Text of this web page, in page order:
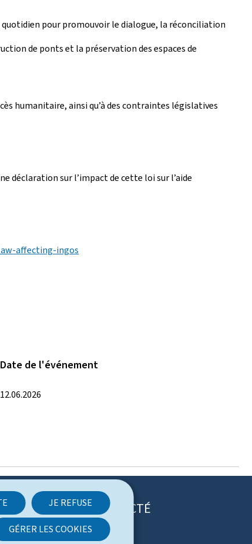
JE REFUSE
GÉRER LES COOKIES
pour promouvoir le dialogue, la réconciliation
de ponts et la préservation des espaces de
humanitaire, ainsi qu’à des contraintes législatives
déclaration sur l’impact de cette loi sur l’aide
affecting-ingos
Date de l'événement
12.06.2026
RESTEZ CONNECTÉ
T F